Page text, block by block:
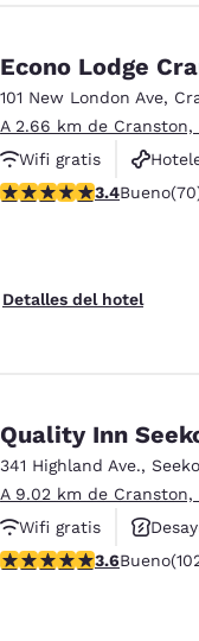
Econo Lodge
101 New London Ave,
A 2.66 km de Cranston,
Wifi gratis
Centro de negocios
Calificación de 3.39
3.4Bueno
Detalles del hotel
Quality Inn
341 Highland Ave.,
A 9.02 km de Cranston,
Wifi gratis
Hoteles que
Calificación de 3.56
3.6Bueno